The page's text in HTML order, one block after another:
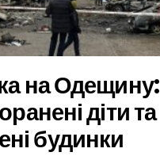
на Одещину:
діти та
будинки